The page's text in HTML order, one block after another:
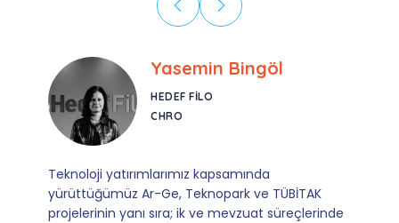
Ebru Kural
CORESYS
SATIŞ YÖNETICISI
Mevzuata uyum, başvuru ve izleme adımlarında
sağladıkları kusursuz yönlendirme sayesinde artık
operasyonlarımızı sıfır kaygı ve tam güvenle